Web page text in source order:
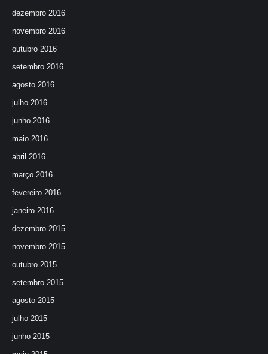
dezembro 2016
novembro 2016
outubro 2016
setembro 2016
agosto 2016
julho 2016
junho 2016
maio 2016
abril 2016
março 2016
fevereiro 2016
janeiro 2016
dezembro 2015
novembro 2015
outubro 2015
setembro 2015
agosto 2015
julho 2015
junho 2015